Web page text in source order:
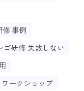
修 事例
ゴ研修 失敗しない
ワークショップ